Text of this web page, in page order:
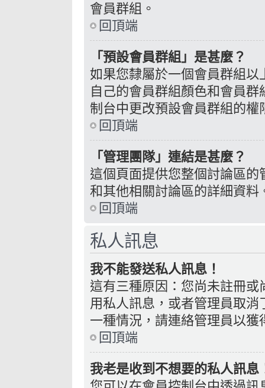
會員群組。
回頂端
「預設會員群組」是甚麼？
如果您隸屬於一個會員群組
自己的會員群組顏色和會員
制台中更改預設會員群組的權
回頂端
「管理團隊」連結是甚麼？
這個頁面提供您整個討論區
和其他相關討論區的詳細資料
回頂端
私人訊息
我不能發送私人訊息！
這有三種原因：您尚未註冊
用私人訊息，或者管理員取
一種情況，請連絡管理員以獲
回頂端
我老是收到不想要的私人訊息